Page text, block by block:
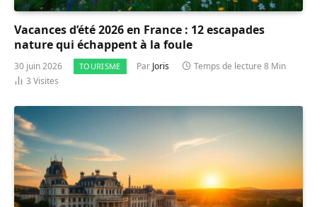
Vacances d’été 2026 en France : 12 escapades
nature qui échappent à la foule
30 juin 2026 TOURISME Par Joris
Temps de lecture 8 Min
3 Visites